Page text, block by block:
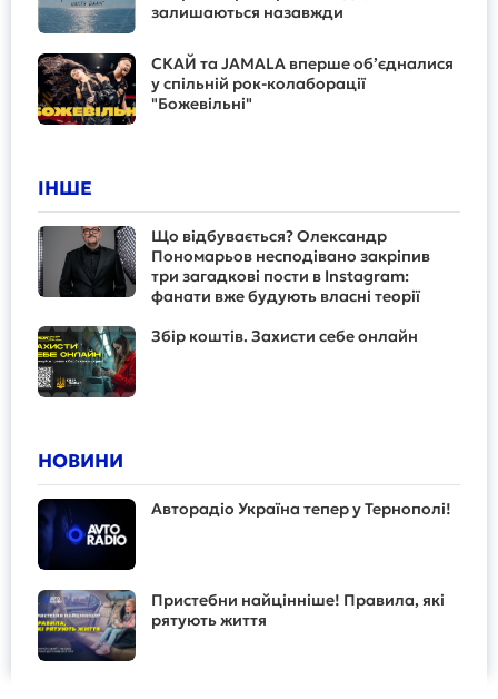
залишаються назавжди
СКАЙ та JAMALA вперше об’єдналися
у спільній рок-колаборації
"Божевільні"
ІНШЕ
Що відбувається? Олександр
Пономарьов несподівано закріпив
три загадкові пости в Instagram:
фанати вже будують власні теорії
Збір коштів. Захисти себе онлайн
НОВИНИ
Авторадіо Україна тепер у Тернополі!
Пристебни найцінніше! Правила, які
рятують життя